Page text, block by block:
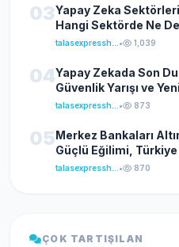
03Yapay Zeka
Hangi Sektörde Ne
• 1,039
04Yapay Zekada Son
Güvenlik Yarışı ve
• 873
05Merkez Bankaları
Güçlü Eğilimi,
• 870
ÇOK TARTIŞILAN